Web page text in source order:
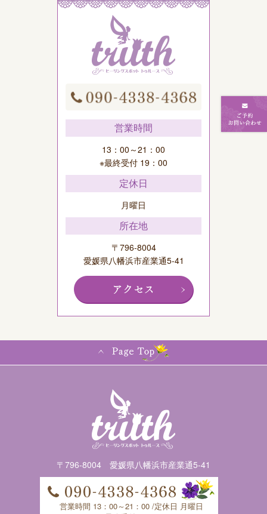
営業時間
13：00～21：00
※最終受付 19：00
定休日
月曜日
所在地
〒796-8004
愛媛県八幡浜市産業通5-41
〒796-8004 愛媛県八幡浜市産業通5-41
営業時間 13：00～21：00 /定休日 月曜日